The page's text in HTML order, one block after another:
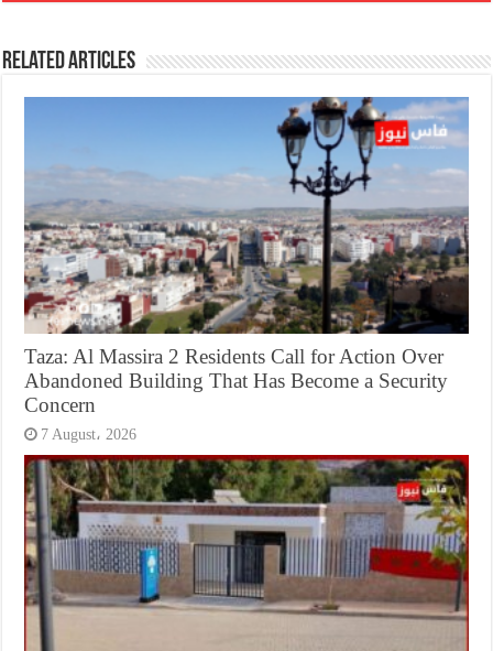
Related Articles
Taza: Al Massira 2 Residents Call for Action Over
Abandoned Building That Has Become a Security
Concern
7 August، 2026